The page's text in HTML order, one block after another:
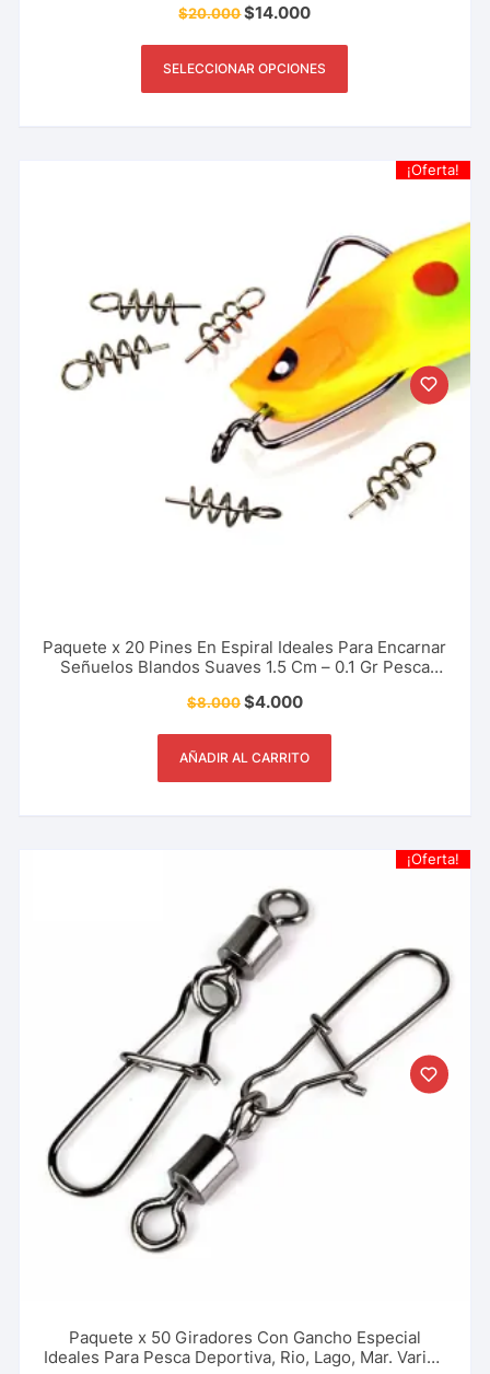
$20.000$14.000
SELECCIONAR OPCIONES
¡Oferta!
Paquete x 20 Pines En Espiral Ideales Para Encarnar
Señuelos Blandos Suaves 1.5 Cm – 0.1 Gr Pesca
$8.000$4.000
AÑADIR AL CARRITO
¡Oferta!
Paquete x 50 Giradores Con Gancho Especial
Ideales Para Pesca Deportiva, Rio, Lago, Mar. Varios